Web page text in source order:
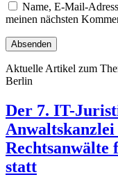
Name, E-Mail-
meinen nächsten
Aktuelle Artikel zum
Berlin
Der 7. IT-
Rechtsanwälte
statt